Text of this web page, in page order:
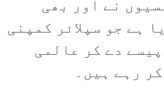
نے اور بھی
ہے جو سپلائر کمپنی
دے کر عالمی
رہے ہیں۔